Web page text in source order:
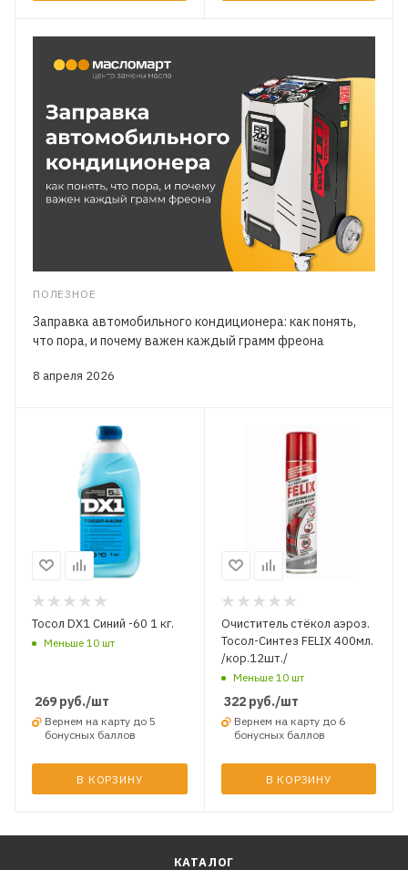
ПОЛЕЗНОЕ
8 апреля 2026
Заправка автомобильного кондиционера: как понять,
что пора, и почему важен каждый грамм фреона
Тосол DX1 Синий -60 1 кг.
Меньше 10 шт
269 руб./шт
Вернем на карту до 5
бонусных баллов
В КОРЗИНУ
Очиститель стёкол аэроз.
Тосол-Синтез FELIX 400мл.
/кор.12шт./
Меньше 10 шт
322руб./шт
Вернем на карту до 6
бонусных баллов
В КОРЗИНУ
КАТАЛОГ